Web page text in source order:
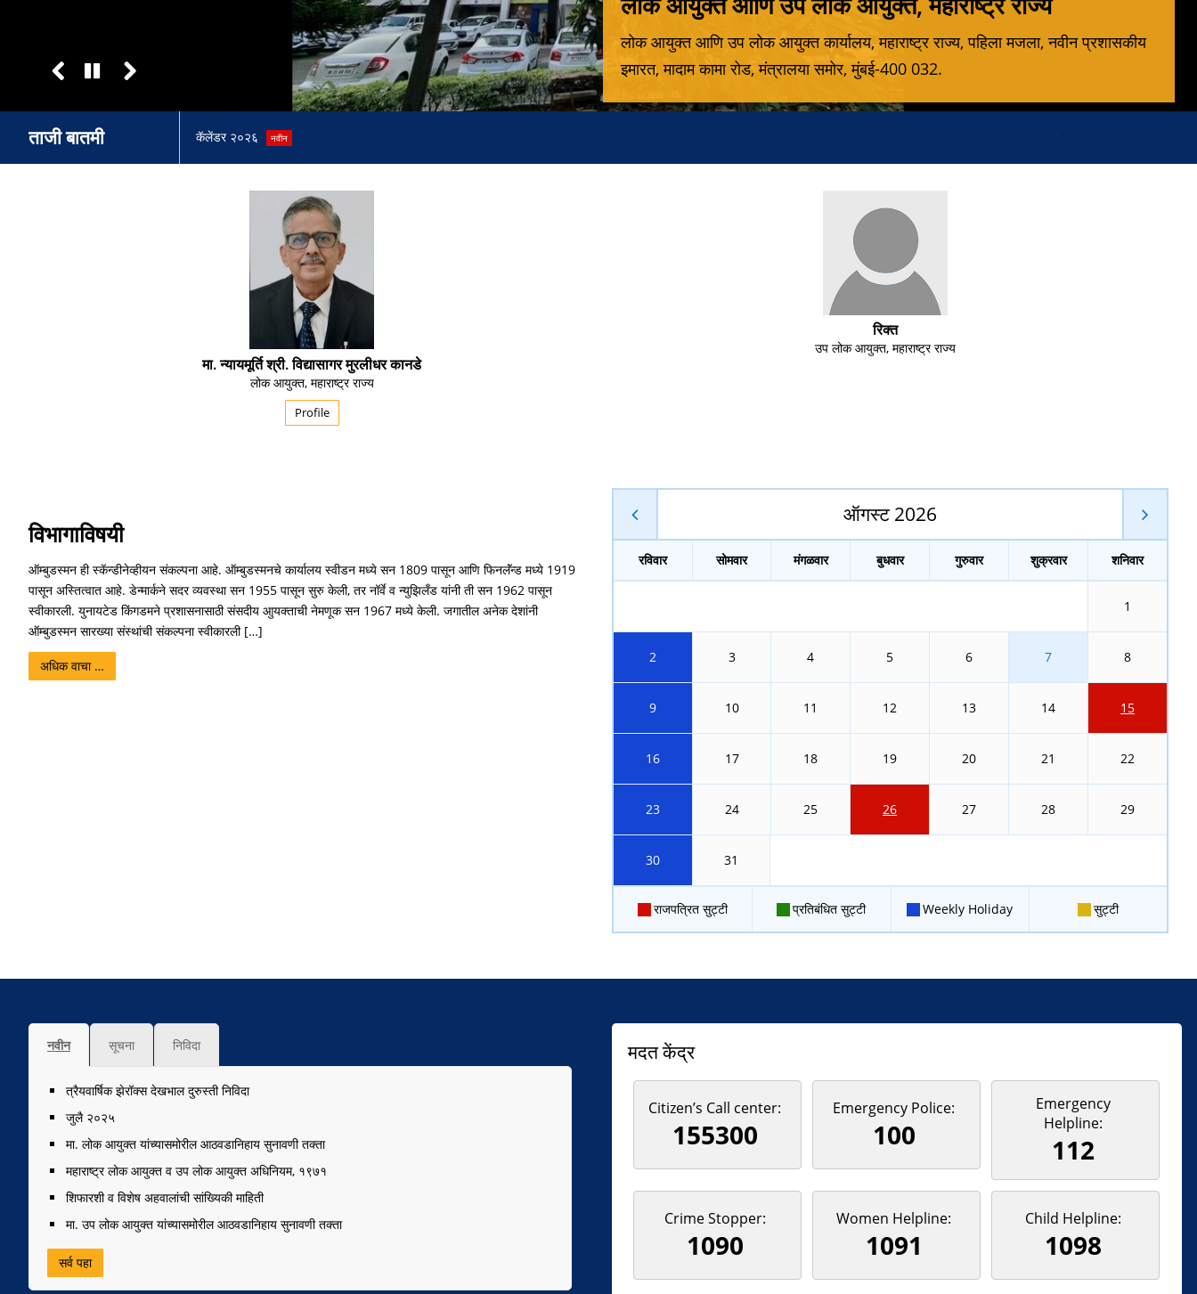
लोक आयुक्त आणि उप लोक आयुक्त कार्यालय, महाराष्ट्र राज्य, पहिला मजला, नवीन प्रशासकीय
इमारत, मादाम कामा रोड, मंत्रालया समोर, मुंबई-400 032.
ताजी बातमी कॅलेंडर २०२६ नवीन
मा. न्यायमूर्ति श्री. विद्यासागर मुरलीधर कानडे
लोक आयुक्त, महाराष्ट्र राज्य
Profile
रिक्त
उप लोक आयुक्त, महाराष्ट्र राज्य
विभागाविषयी
ऑम्बुडस्मन ही स्कॅन्डीनेव्हीयन संकल्पना आहे. ऑम्बुडस्मनचे कार्यालय स्वीडन मध्ये सन 1809 पासून आणि फिनलॅंन्ड मध्ये 1919
पासून अस्तित्वात आहे. डेन्मार्कने सदर व्यवस्था सन 1955 पासून सुरु केली, तर नॉर्वे व न्युझिलँड यांनी ती सन 1962 पासून
स्वीकारली. युनायटेड किंगडमने प्रशासनासाठी संसदीय आुयक्ताची नेमणूक सन 1967 मध्ये केली. जगातील अनेक देशांनी
ऑम्बुडस्मन सारख्या संस्थांची संकल्पना स्वीकारली […]
अधिक वाचा …
ऑगस्ट 2026
रविवार सोमवार मंगळवार बुधवार गुरुवार शुक्रवार शनिवार
1
2 3 4 5 6 7 8
9 10 11 12 13 14 15
16 17 18 19 20 21 22
23 24 25 26 27 28 29
30 31
राजपत्रित सुट्टी प्रतिबंधित सुट्टी Weekly Holiday सुट्टी
नवीन सूचना निविदा
त्रैयवार्षिक झेरॉक्स देखभाल दुरुस्ती निविदा
जुलै २०२५
मा. लोक आयुक्त यांच्यासमोरील आठवडानिहाय सुनावणी तक्ता
महाराष्ट्र लोक आयुक्त व उप लोक आयुक्त अधिनियम, १९७१
शिफारशी व विशेष अहवालांची सांख्यिकी माहिती
मा. उप लोक आयुक्त यांच्यासमोरील आठवडानिहाय सुनावणी तक्ता
सर्व पहा
मदत केंद्र
Citizen’s Call center:
155300
Emergency Police:
100
Emergency
Helpline:
112
Crime Stopper:
1090
Women Helpline:
1091
Child Helpline:
1098